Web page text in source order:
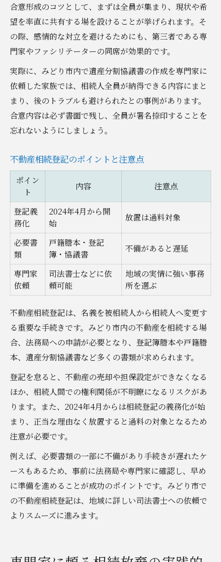
合意形成のコツとして、まずは全員が集まり、現状や希
望を率直に共有する場を設けることが挙げられます。そ
の際、感情的な対立を避けるためにも、第三者である専
門家やファシリテーターの同席が効果的です。
実際に、みどり市内で遺産分割協議書の作成を専門家に
依頼した家族では、相続人全員が納得できる内容にまと
まり、後のトラブルも避けられたとの事例があります。
合意内容は必ず書面で残し、全員が署名捺印することを
忘れないようにしましょう。
不動産相続登記のポイントと注意点
ポイン
ト
内容 注意点
登記義
務化
2024年4月から開
始
放置は過料対象
必要書
類
戸籍謄本・登記
簿・協議書
不備があると遅延
専門家
依頼
司法書士などに依
頼可能
地域の実情に強い事務
所を選ぶ
不動産相続登記は、名義を被相続人から相続人へ変更す
る重要な手続きです。みどり市内の不動産を相続する場
合、法務局への申請が必要となり、登記簿謄本や戸籍謄
本、遺産分割協議書など多くの書類が求められます。
登記を怠ると、不動産の売却や担保設定ができなくなる
ほか、相続人間での権利関係が不明瞭になるリスクがあ
ります。また、2024年4月からは相続登記の義務化が始
まり、正当な理由なく放置すると過料の対象となるため
注意が必要です。
例えば、必要書類の一部に不備があり手続きが遅れたケ
ースもあるため、事前に法務局や専門家に確認し、早め
に準備を進めることが成功のポイントです。みどり市で
の不動産相続登記は、地域に詳しい司法書士への依頼で
よりスムーズに進みます。